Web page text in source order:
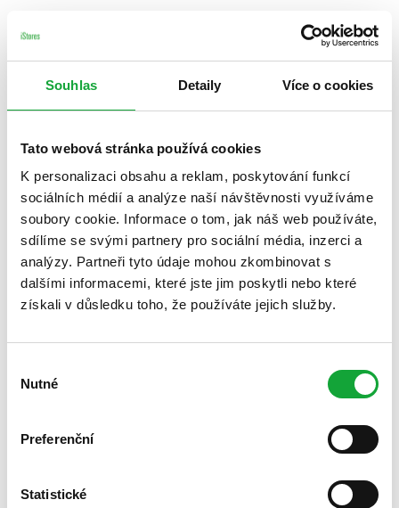
Souhlas Detaily Více o cookies
Tato webová stránka používá cookies
K personalizaci obsahu a reklam, poskytování funkcí
sociálních médií a analýze naší návštěvnosti využíváme
soubory cookie. Informace o tom, jak náš web používáte,
sdílíme se svými partnery pro sociální média, inzerci a
analýzy. Partneři tyto údaje mohou zkombinovat s
dalšími informacemi, které jste jim poskytli nebo které
získali v důsledku toho, že používáte jejich služby.
souhlasu
Nutné
Preferenční
Statistické